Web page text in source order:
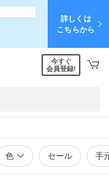
詳しくは
こちらから
今すぐ
会員登録!
色 セール 手